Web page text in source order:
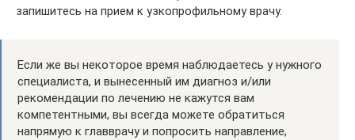
запишитесь на прием к узкопрофильному врачу.
Если же вы некоторое время наблюдаетесь у нужного
специалиста, и вынесенный им диагноз и/или
рекомендации по лечению не кажутся вам
компетентными, вы всегда можете обратиться
напрямую к главврачу и попросить направление,